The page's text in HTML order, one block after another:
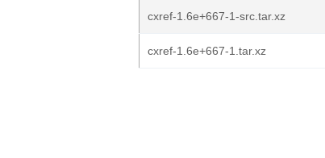
cxref-1.6e+667-1-src.tar.xz
cxref-1.6e+667-1.tar.xz